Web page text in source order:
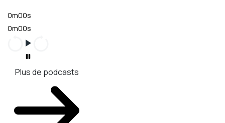
0m00s
0m00s
Plus de podcasts